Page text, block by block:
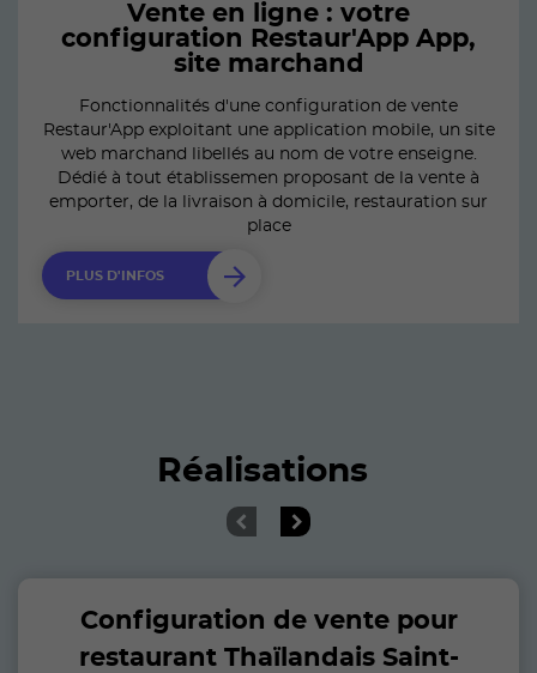
Vente en ligne : votre
configuration Restaur'App App,
site marchand
Fonctionnalités d'une configuration de vente
Restaur'App exploitant une application mobile, un site
web marchand libellés au nom de votre enseigne.
Dédié à tout établissemen proposant de la vente à
emporter, de la livraison à domicile, restauration sur
place
PLUS D'INFOS
Réalisations
Configuration de vente pour
restaurant Thaïlandais Saint-